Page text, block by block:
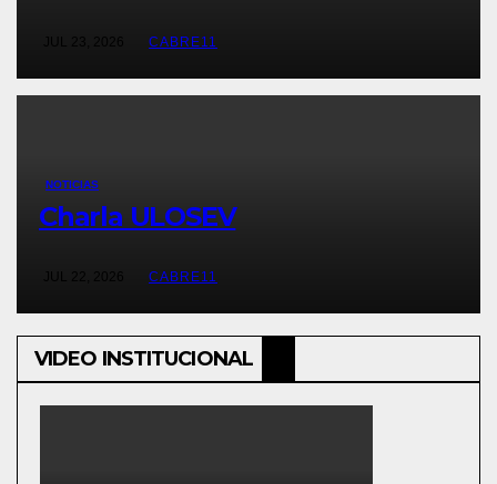
CABRE11
NOTICIAS
Charla ULOSEV
CABRE11
VIDEO INSTITUCIONAL